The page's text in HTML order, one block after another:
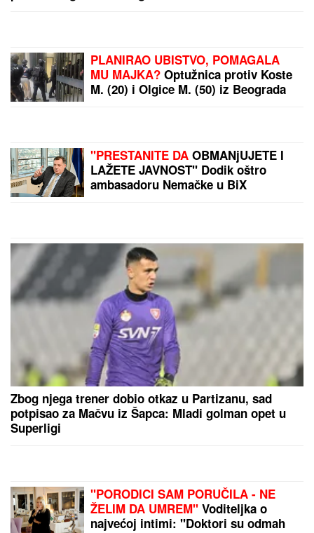
PLANIRAO UBISTVO, POMAGALA
MU MAJKA? Optužnica protiv Koste
M. (20) i Olgice M. (50) iz Beograda
"PRESTANITE DA OBMANjUJETE I
LAŽETE JAVNOST" Dodik oštro
ambasadoru Nemačke u BiX
Zbog njega trener dobio otkaz u Partizanu, sad
potpisao za Mačvu iz Šapca: Mladi golman opet u
Superligi
"PORODICI SAM PORUČILA - NE
ŽELIM DA UMREM" Voditeljka o
najvećoj intimi: "Doktori su odmah